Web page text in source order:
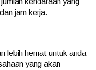
kendaraan yang
jam kerja.
lebih hemat untuk anda
yang akan